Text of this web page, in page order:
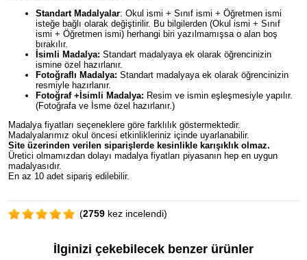
Standart Madalyalar: Okul ismi + Sınıf ismi + Öğretmen ismi
isteğe bağlı olarak değiştirilir. Bu bilgilerden (Okul ismi + Sınıf
ismi + Öğretmen ismi) herhangi biri yazılmamışsa o alan boş
bırakılır.
İsimli Madalya: Standart madalyaya ek olarak öğrencinizin
ismine özel hazırlanır.
Fotoğraflı Madalya: Standart madalyaya ek olarak öğrencinizin
resmiyle hazırlanır.
Fotoğraf +İsimli Madalya: Resim ve ismin eşleşmesiyle yapılır.
(Fotoğrafa ve İsme özel hazırlanır.)
Madalya fiyatları seçeneklere göre farklılık göstermektedir.
Madalyalarımız okul öncesi etkinlikleriniz içinde uyarlanabilir.
Site üzerinden verilen siparişlerde kesinlikle karışıklık olmaz.
Üretici olmamızdan dolayı madalya fiyatları piyasanın hep en uygun
madalyasıdır.
En az 10 adet sipariş edilebilir.
(2759 kez incelendi)
İlginizi çekebilecek benzer ürünler